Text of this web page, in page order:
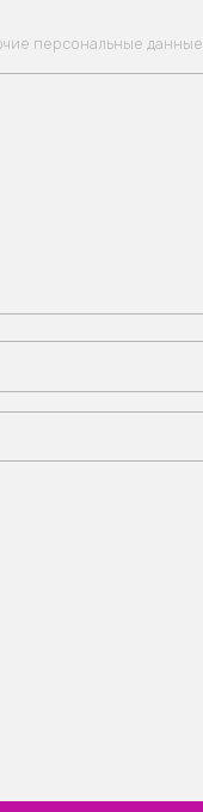
персональные данные.